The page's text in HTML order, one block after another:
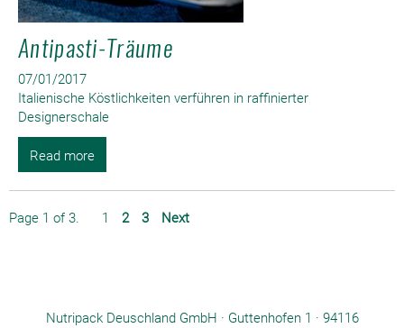
Antipasti-Träume
07/01/2017
Italienische Köstlichkeiten verführen in raffinierter
Designerschale
Read more
Page 1 of 3. 1 2 3 Next
Nutripack Deuschland GmbH · Guttenhofen 1 · 94116